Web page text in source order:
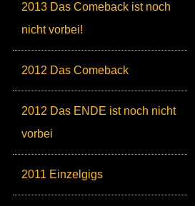
2013 Das Comeback ist noch
nicht vorbei!
2012 Das Comeback
2012 Das ENDE ist noch nicht
vorbei
2011 Einzelgigs